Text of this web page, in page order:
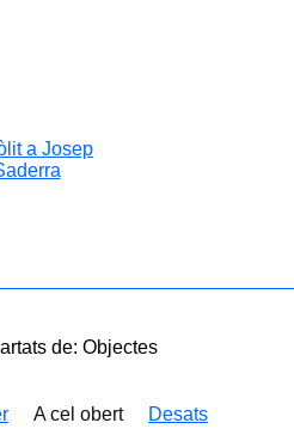
a Josep
de: Objectes
A cel obert Desats